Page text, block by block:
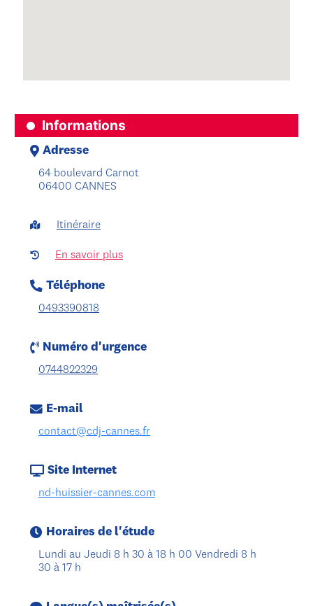
Informations
Adresse
64 boulevard Carnot
06400 CANNES
Itinéraire
En savoir plus
Téléphone
0493390818
Numéro d'urgence
0744822329
E-mail
contact@cdj-cannes.fr
Site Internet
nd-huissier-cannes.com
Horaires de l'étude
Lundi au Jeudi 8 h 30 à 18 h 00 Vendredi 8 h
30 à 17 h